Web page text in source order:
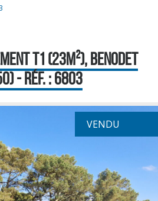
T1 (23M²), BENODET
- RÉF. : 6803
VENDU